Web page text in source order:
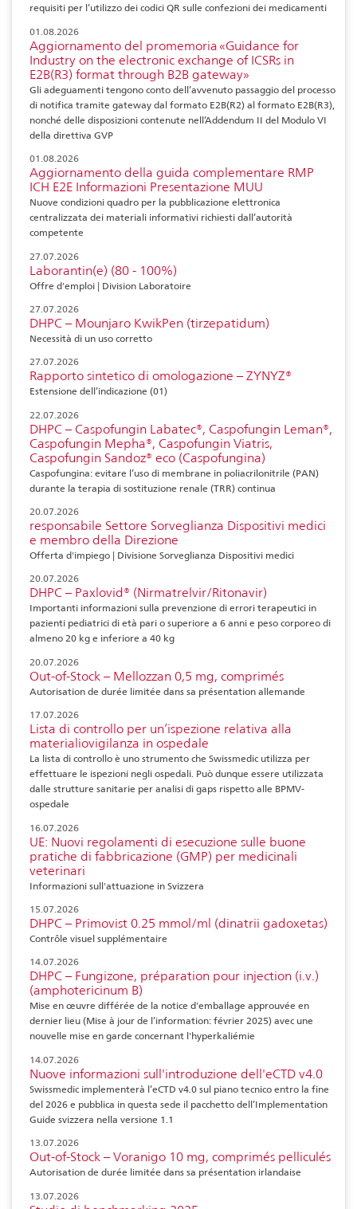
requisiti per l’utilizzo dei codici QR sulle confezioni dei medicamenti
01.08.2026
Aggiornamento del promemoria «Guidance for
Industry on the electronic exchange of ICSRs in
E2B(R3) format through B2B gateway»
Gli adeguamenti tengono conto dell’avvenuto passaggio del processo
di notifica tramite gateway dal formato E2B(R2) al formato E2B(R3),
nonché delle disposizioni contenute nell’Addendum II del Modulo VI
della direttiva GVP
01.08.2026
Aggiornamento della guida complementare RMP
ICH E2E Informazioni Presentazione MUU
Nuove condizioni quadro per la pubblicazione elettronica
centralizzata dei materiali informativi richiesti dall’autorità
competente
27.07.2026
Laborantin(e) (80 - 100%)
Offre d'emploi | Division Laboratoire
27.07.2026
DHPC – Mounjaro KwikPen (tirzepatidum)
Necessità di un uso corretto
27.07.2026
Rapporto sintetico di omologazione – ZYNYZ®
Estensione dell’indicazione (01)
22.07.2026
DHPC – Caspofungin Labatec®, Caspofungin Leman®,
Caspofungin Mepha®, Caspofungin Viatris,
Caspofungin Sandoz® eco (Caspofungina)
Caspofungina: evitare l’uso di membrane in poliacrilonitrile (PAN)
durante la terapia di sostituzione renale (TRR) continua
20.07.2026
responsabile Settore Sorveglianza Dispositivi medici
e membro della Direzione
Offerta d'impiego | Divisione Sorveglianza Dispositivi medici
20.07.2026
DHPC – Paxlovid® (Nirmatrelvir/Ritonavir)
Importanti informazioni sulla prevenzione di errori terapeutici in
pazienti pediatrici di età pari o superiore a 6 anni e peso corporeo di
almeno 20 kg e inferiore a 40 kg
20.07.2026
Out-of-Stock – Mellozzan 0,5 mg, comprimés
Autorisation de durée limitée dans sa présentation allemande
17.07.2026
Lista di controllo per un’ispezione relativa alla
materialiovigilanza in ospedale
La lista di controllo è uno strumento che Swissmedic utilizza per
effettuare le ispezioni negli ospedali. Può dunque essere utilizzata
dalle strutture sanitarie per analisi di gaps rispetto alle BPMV-
ospedale
16.07.2026
UE: Nuovi regolamenti di esecuzione sulle buone
pratiche di fabbricazione (GMP) per medicinali
veterinari
Informazioni sull'attuazione in Svizzera
15.07.2026
DHPC – Primovist 0.25 mmol/ml (dinatrii gadoxetas)
Contrôle visuel supplémentaire
14.07.2026
DHPC – Fungizone, préparation pour injection (i.v.)
(amphotericinum B)
Mise en œuvre différée de la notice d'emballage approuvée en
dernier lieu (Mise à jour de l’information: février 2025) avec une
nouvelle mise en garde concernant l'hyperkaliémie
14.07.2026
Nuove informazioni sull'introduzione dell'eCTD v4.0
Swissmedic implementerà l’eCTD v4.0 sul piano tecnico entro la fine
del 2026 e pubblica in questa sede il pacchetto dell’Implementation
Guide svizzera nella versione 1.1
13.07.2026
Out-of-Stock – Voranigo 10 mg, comprimés pelliculés
Autorisation de durée limitée dans sa présentation irlandaise
13.07.2026